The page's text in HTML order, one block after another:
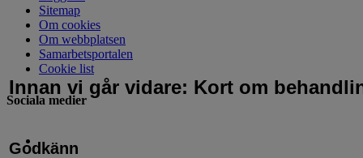
Innan vi går vidare: Kort om
Godkänn
Sitemap
Om cookies
Om webbplatsen
Samarbetsportalen
Cookie list
Sociala medier